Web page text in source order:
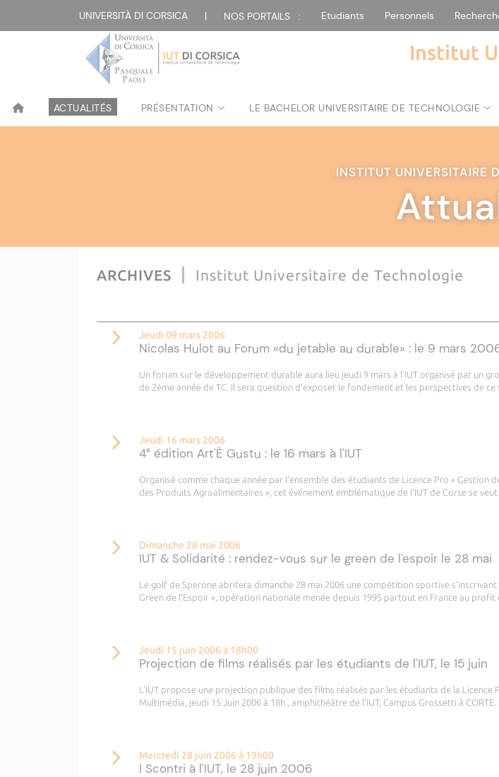
UNIVERSITÀ DI CORSICA | NOS PORTAILS : Etudiants Personnels
Institut
ACTUALITÉS PRÉSENTATION LE BACHELOR UNIVERSITAIRE DE TECHNOLOGIE
INSTITUT UNIVERSITAIRE
ARCHIVES Institut Universitaire de Technologie
Jeudi 09 mars 2006
Nicolas Hulot au Forum «du jetable au durable» : le 9 mars
Un forum sur le développement durable aura lieu jeudi 9 mars à l'IUT organisé par un
de 2ème année de TC. Il sera question d'exposer le fondement et les perspectives de ce
Jeudi 16 mars 2006
4° édition Art'È Gustu : le 16 mars à l'IUT
Organisé comme chaque année par l'ensemble des étudiants de Licence Pro « Gestion
des Produits Agroalimentaires », cet événement emblématique de l'IUT de Corse se veut
Dimanche 28 mai 2006
IUT & Solidarité : rendez-vous sur le green de l'espoir le 28 mai
Le golf de Sperone abritera dimanche 28 mai 2006 une compétition sportive s'inscrivant
Green de l'Espoir », opération nationale menée depuis 1995 partout en France au profit
Jeudi 15 juin 2006 à 18h00
Projection de films réalisés par les étudiants de l'IUT, le 15 juin
L'IUT propose une projection publique des films réalisés par les étudiants de la Licence
Multimédia, jeudi 15 Juin 2006 à 18h , amphithéâtre de l'IUT, Campus Grossetti à CORTE.
Mercredi 28 juin 2006 à 19h00
I Scontri à l'IUT, le 28 juin 2006